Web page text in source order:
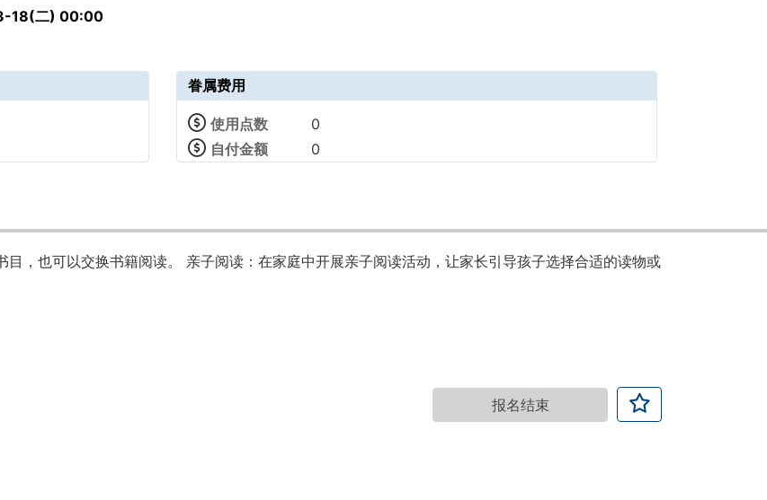
18(二) 00:00
眷属费用
使用点数
0
自付金额
0
，也可以交换书籍阅读。 亲子阅读：在家庭中开展亲子阅读活动，让家长引导孩子选择合适的读物或
报名结束